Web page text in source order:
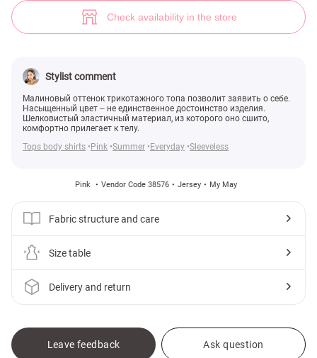
Check availability in the store
Stylist comment
Малиновый оттенок трикотажного топа позволит заявить о себе.
Насыщенный цвет ‒ не единственное достоинство изделия.
Шелковистый эластичный материал, из которого оно сшито,
комфортно прилегает к телу.
Tops body shirts
Pink Summer Everyday Sleeveless
Pink Vendor Code 38576 Jersey My May
Fabric structure and care
Size table
Delivery and return
Leave feedback Ask question
(№ 38576) ♡ Gepur - women clothes store